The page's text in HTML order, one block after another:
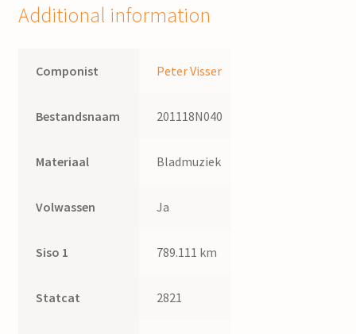
Additional information
Componist Peter Visser
Bestandsnaam 201118N040
Materiaal Bladmuziek
Volwassen Ja
Siso 1 789.111 km
Statcat 2821